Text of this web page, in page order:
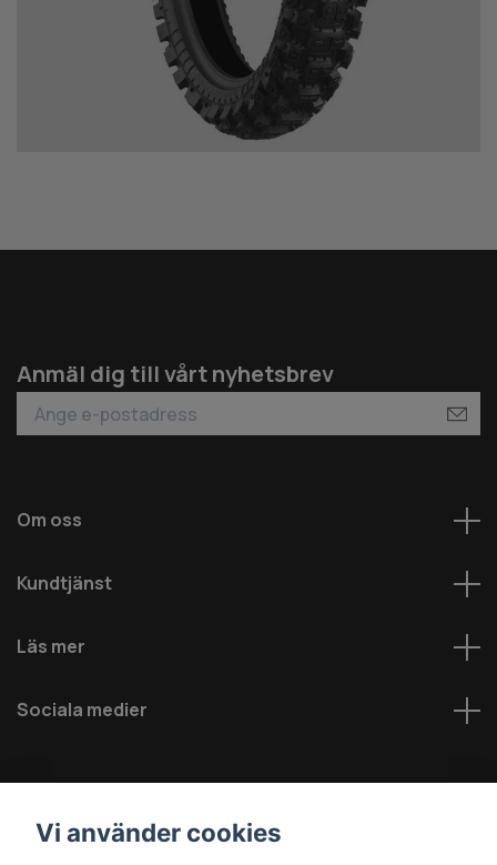
Anmäl dig till vårt nyhetsbrev
Om oss
Kundtjänst
Läs mer
Sociala medier
Vi använder cookies